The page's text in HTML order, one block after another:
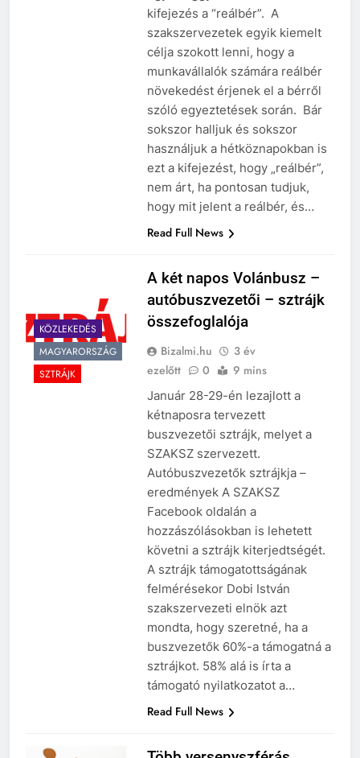
egyik leggyakrabban használt
kifejezés a “reálbér”. A
szakszervezetek egyik kiemelt
célja szokott lenni, hogy a
munkavállalók számára reálbér
növekedést érjenek el a bérről
szóló egyeztetések során. Bár
sokszor halljuk és sokszor
használjuk a hétköznapokban is
ezt a kifejezést, hogy „reálbér”,
nem árt, ha pontosan tudjuk,
KÖZLEKEDÉS
MAGYARORSZÁG
A két napos Volánbusz –
autóbuszvezetői – sztrájk
összefoglalója
Bizalmi.hu
3 év
Január 28-29-én lezajlott a
kétnaposra tervezett
buszvezetői sztrájk, melyet a
SZAKSZ szervezett.
Autóbuszvezetők sztrájkja –
eredmények A SZAKSZ
Facebook oldalán a
hozzászólásokban is lehetett
követni a sztrájk kiterjedtségét.
A sztrájk támogatottságának
felmérésekor Dobi István
szakszervezeti elnök azt
mondta, hogy szeretné, ha a
buszvezetők 60%-a támogatná a
sztrájkot. 58% alá is írta a